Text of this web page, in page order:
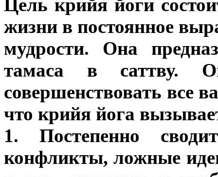
Цель крийя йоги
жизни в постоянное
мудрости. Она
тамаса в саттву.
совершенствовать все
что крийя йога
1. Постепенно
конфликты, ложные